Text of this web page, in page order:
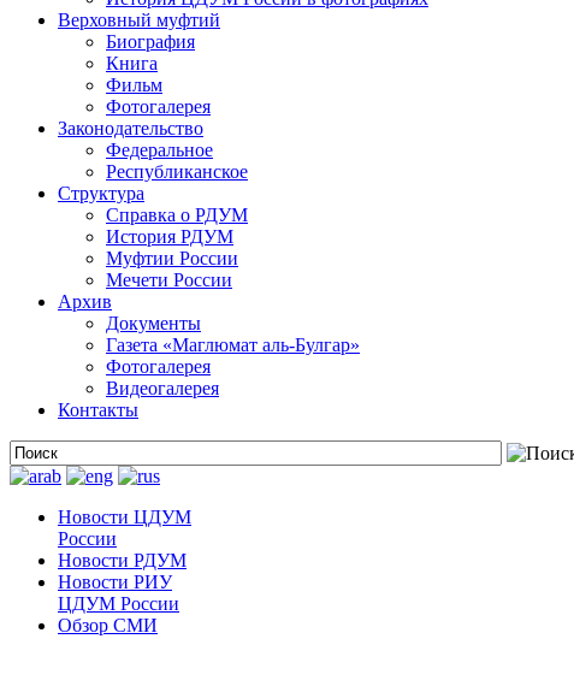
Верховный муфтий
Биография
Книга
Фильм
Фотогалерея
Законодательство
Федеральное
Республиканское
Структура
Справка о РДУМ
История РДУМ
Муфтии России
Мечети России
Архив
Документы
Газета «Маглюмат аль-Булгар»
Фотогалерея
Видеогалерея
Контакты
Новости ЦДУМ
России
Новости РДУМ
Новости РИУ
ЦДУМ России
Обзор СМИ